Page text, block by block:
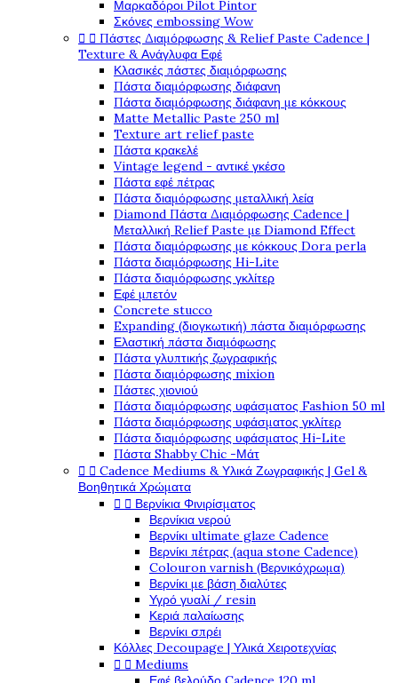
Μαρκαδόροι Pilot Pintor
Σκόνες embossing Wow
  Πάστες Διαμόρφωσης & Relief Paste Cadence |
Texture & Ανάγλυφα Εφέ
Κλασικές πάστες διαμόρφωσης
Πάστα διαμόρφωσης διάφανη
Πάστα διαμόρφωσης διάφανη με κόκκους
Matte Metallic Paste 250 ml
Texture art relief paste
Πάστα κρακελέ
Vintage legend - αντικέ γκέσο
Πάστα εφέ πέτρας
Πάστα διαμόρφωσης μεταλλική λεία
Diamond Πάστα Διαμόρφωσης Cadence |
Μεταλλική Relief Paste με Diamond Effect
Πάστα διαμόρφωσης με κόκκους Dora perla
Πάστα διαμόρφωσης Hi-Lite
Πάστα διαμόρφωσης γκλίτερ
Εφέ μπετόν
Concrete stucco
Expanding (διογκωτική) πάστα διαμόρφωσης
Ελαστική πάστα διαμόφωσης
Πάστα γλυπτικής ζωγραφικής
Πάστα διαμόρφωσης mixion
Πάστες χιονιού
Πάστα διαμόρφωσης υφάσματος Fashion 50 ml
Πάστα διαμόρφωσης υφάσματος γκλίτερ
Πάστα διαμόρφωσης υφάσματος Hi-Lite
Πάστα Shabby Chic -Μάτ
  Cadence Mediums & Υλικά Ζωγραφικής | Gel &
Βοηθητικά Χρώματα
  Βερνίκια Φινιρίσματος
Βερνίκια νερού
Βερνίκι ultimate glaze Cadence
Βερνίκι πέτρας (aqua stone Cadence)
Colouron varnish (Βερνικόχρωμα)
Βερνίκι με βάση διαλύτες
Υγρό γυαλί / resin
Κεριά παλαίωσης
Βερνίκι σπρέι
Κόλλες Decoupage | Υλικά Χειροτεχνίας
  Mediums